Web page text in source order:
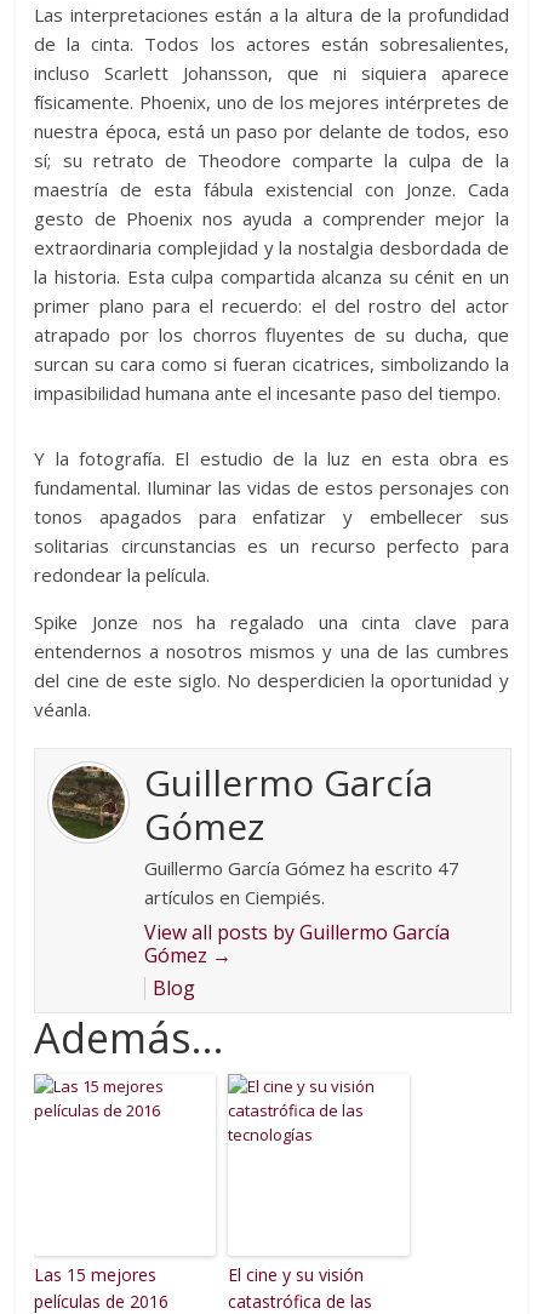
Las interpretaciones están a la altura de la profundidad
de la cinta. Todos los actores están sobresalientes,
incluso Scarlett Johansson, que ni siquiera aparece
físicamente. Phoenix, uno de los mejores intérpretes de
nuestra época, está un paso por delante de todos, eso
sí; su retrato de Theodore comparte la culpa de la
maestría de esta fábula existencial con Jonze. Cada
gesto de Phoenix nos ayuda a comprender mejor la
extraordinaria complejidad y la nostalgia desbordada de
la historia. Esta culpa compartida alcanza su cénit en un
primer plano para el recuerdo: el del rostro del actor
atrapado por los chorros fluyentes de su ducha, que
surcan su cara como si fueran cicatrices, simbolizando la
impasibilidad humana ante el incesante paso del tiempo.
Y la fotografía. El estudio de la luz en esta obra es
fundamental. Iluminar las vidas de estos personajes con
tonos apagados para enfatizar y embellecer sus
solitarias circunstancias es un recurso perfecto para
redondear la película.
Spike Jonze nos ha regalado una cinta clave para
entendernos a nosotros mismos y una de las cumbres
del cine de este siglo. No desperdicien la oportunidad y
véanla.
Guillermo García
Gómez
Guillermo García Gómez ha escrito 47
artículos en Ciempiés.
View all posts by Guillermo García
Gómez →
Blog
Además...
Las 15 mejores
películas de 2016
El cine y su visión
catastrófica de las